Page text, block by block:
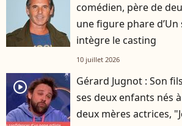
comédien, père de
une figure phare
intègre le casting
10 juillet 2026
player2
Gérard Jugnot : Son
ses deux enfants nés
deux mères actrices,